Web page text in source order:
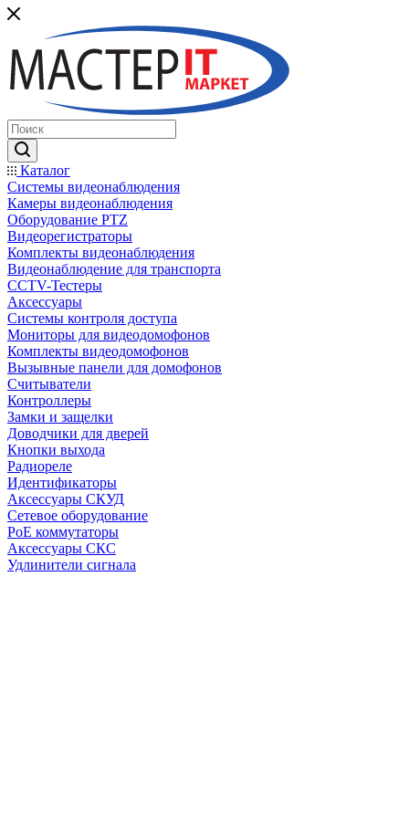
Каталог
Системы видеонаблюдения
Камеры видеонаблюдения
Оборудование PTZ
Видеорегистраторы
Комплекты видеонаблюдения
Видеонаблюдение для транспорта
CCTV-Тестеры
Аксессуары
Системы контроля доступа
Мониторы для видеодомофонов
Комплекты видеодомофонов
Вызывные панели для домофонов
Считыватели
Контроллеры
Замки и защелки
Доводчики для дверей
Кнопки выхода
Радиореле
Идентификаторы
Аксессуары СКУД
Сетевое оборудование
PoE коммутаторы
Аксессуары СКС
Удлинители сигнала